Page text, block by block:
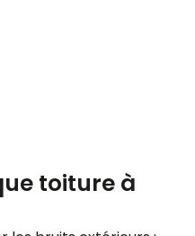
toiture à